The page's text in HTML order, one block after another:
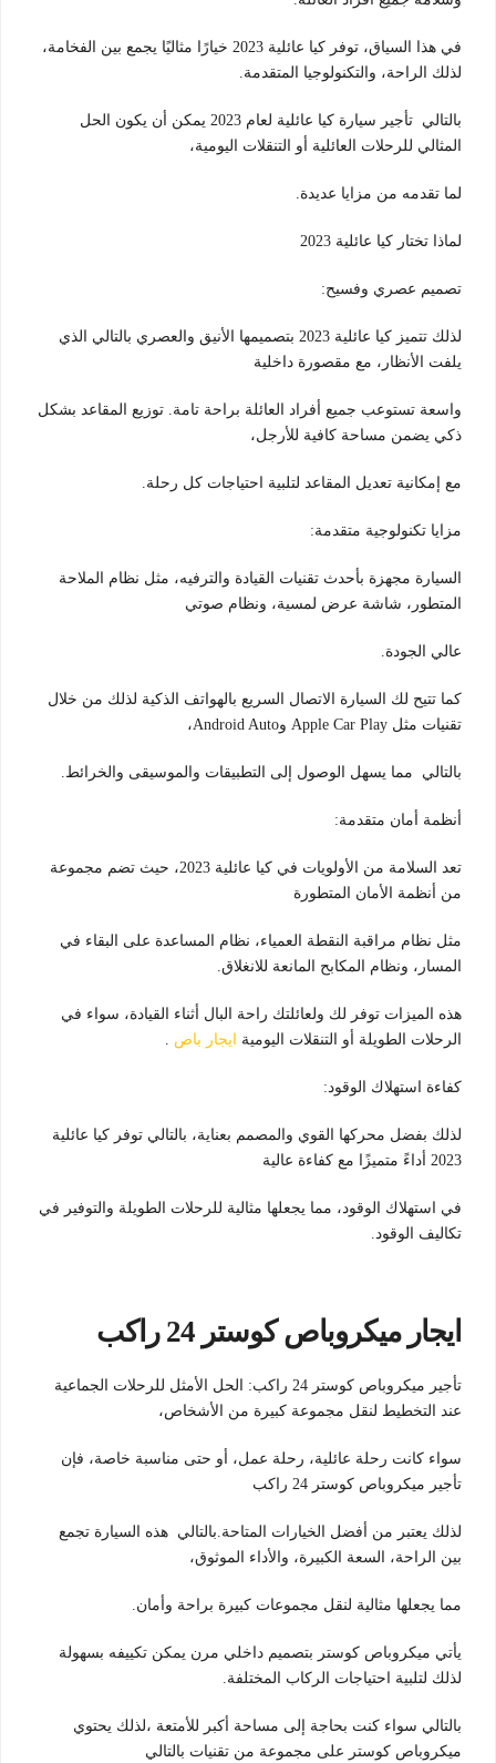
في هذا السياق، توفر كيا عائلية 2023 خيارًا مثاليًا يجمع بين الفخامة،
لذلك الراحة، والتكنولوجيا المتقدمة.
بالتالي تأجير سيارة كيا عائلية لعام 2023 يمكن أن يكون الحل
المثالي للرحلات العائلية أو التنقلات اليومية،
لما تقدمه من مزايا عديدة.
لماذا تختار كيا عائلية 2023
تصميم عصري وفسيح:
لذلك تتميز كيا عائلية 2023 بتصميمها الأنيق والعصري بالتالي الذي
يلفت الأنظار، مع مقصورة داخلية
واسعة تستوعب جميع أفراد العائلة براحة تامة. توزيع المقاعد بشكل
ذكي يضمن مساحة كافية للأرجل،
مع إمكانية تعديل المقاعد لتلبية احتياجات كل رحلة.
مزايا تكنولوجية متقدمة:
السيارة مجهزة بأحدث تقنيات القيادة والترفيه، مثل نظام الملاحة
المتطور، شاشة عرض لمسية، ونظام صوتي
عالي الجودة.
كما تتيح لك السيارة الاتصال السريع بالهواتف الذكية لذلك من خلال
تقنيات مثل Apple Car Play وAndroid Auto،
بالتالي مما يسهل الوصول إلى التطبيقات والموسيقى والخرائط.
أنظمة أمان متقدمة:
تعد السلامة من الأولويات في كيا عائلية 2023، حيث تضم مجموعة
من أنظمة الأمان المتطورة
مثل نظام مراقبة النقطة العمياء، نظام المساعدة على البقاء في
المسار، ونظام المكابح المانعة للانغلاق.
هذه الميزات توفر لك ولعائلتك راحة البال أثناء القيادة، سواء في
الرحلات الطويلة أو التنقلات اليومية ايجار باص .
كفاءة استهلاك الوقود:
لذلك بفضل محركها القوي والمصمم بعناية، بالتالي توفر كيا عائلية
2023 أداءً متميزًا مع كفاءة عالية
في استهلاك الوقود، مما يجعلها مثالية للرحلات الطويلة والتوفير في
تكاليف الوقود.
ايجار ميكروباص كوستر 24 راكب
تأجير ميكروباص كوستر 24 راكب: الحل الأمثل للرحلات الجماعية
عند التخطيط لنقل مجموعة كبيرة من الأشخاص،
سواء كانت رحلة عائلية، رحلة عمل، أو حتى مناسبة خاصة، فإن
تأجير ميكروباص كوستر 24 راكب
لذلك يعتبر من أفضل الخيارات المتاحة.بالتالي هذه السيارة تجمع
بين الراحة، السعة الكبيرة، والأداء الموثوق،
مما يجعلها مثالية لنقل مجموعات كبيرة براحة وأمان.
يأتي ميكروباص كوستر بتصميم داخلي مرن يمكن تكييفه بسهولة
لذلك لتلبية احتياجات الركاب المختلفة.
بالتالي سواء كنت بحاجة إلى مساحة أكبر للأمتعة ،لذلك يحتوي
ميكروباص كوستر على مجموعة من تقنيات بالتالي